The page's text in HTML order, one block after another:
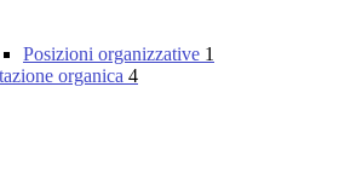
Posizioni organizzative 1
organica 4